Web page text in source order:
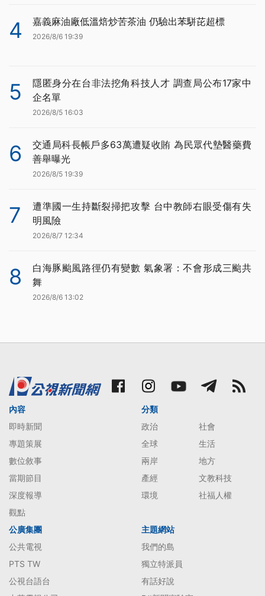
4 嘉義麻油廠低溫焙炒苦茶油 仍驗出苯駢芘超標
2026/8/6 19:39
5
隱匿身分在台非法挖角科技人才 調查局公布17家中
企名單
2026/8/5 16:03
6
交通局科長帳戶多63萬遭疑收賄 為民眾代墊醫藥費
善舉曝光
2026/8/5 19:39
7
遭準國一生持斷裂掃把攻擊 台中教師右眼受傷有失
明風險
2026/8/7 12:34
8
白海豚颱風路徑仍有變數 氣象署：不會形成三颱共
舞
2026/8/6 13:02
內容
即時新聞
專題策展
數位敘事
當期節目
深度報導
觀點
分類
政治
社會
全球
生活
兩岸
地方
產經
文教科技
環境
社福人權
公廣集團
公共電視
PTS TW
公視台語台
主題網站
我們的島
獨立特派員
有話好說